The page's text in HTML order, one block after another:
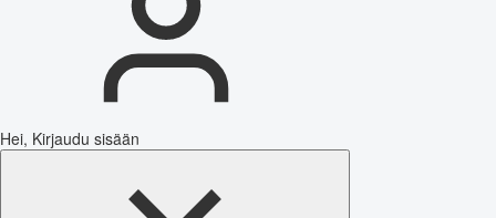
Hei, Kirjaudu sisään